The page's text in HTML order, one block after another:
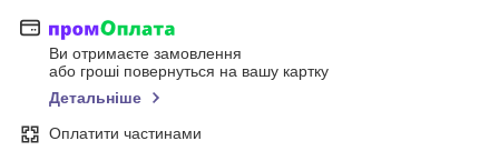
Ви отримаєте замовлення
або гроші повернуться на вашу картку
Детальніше
Оплатити частинами